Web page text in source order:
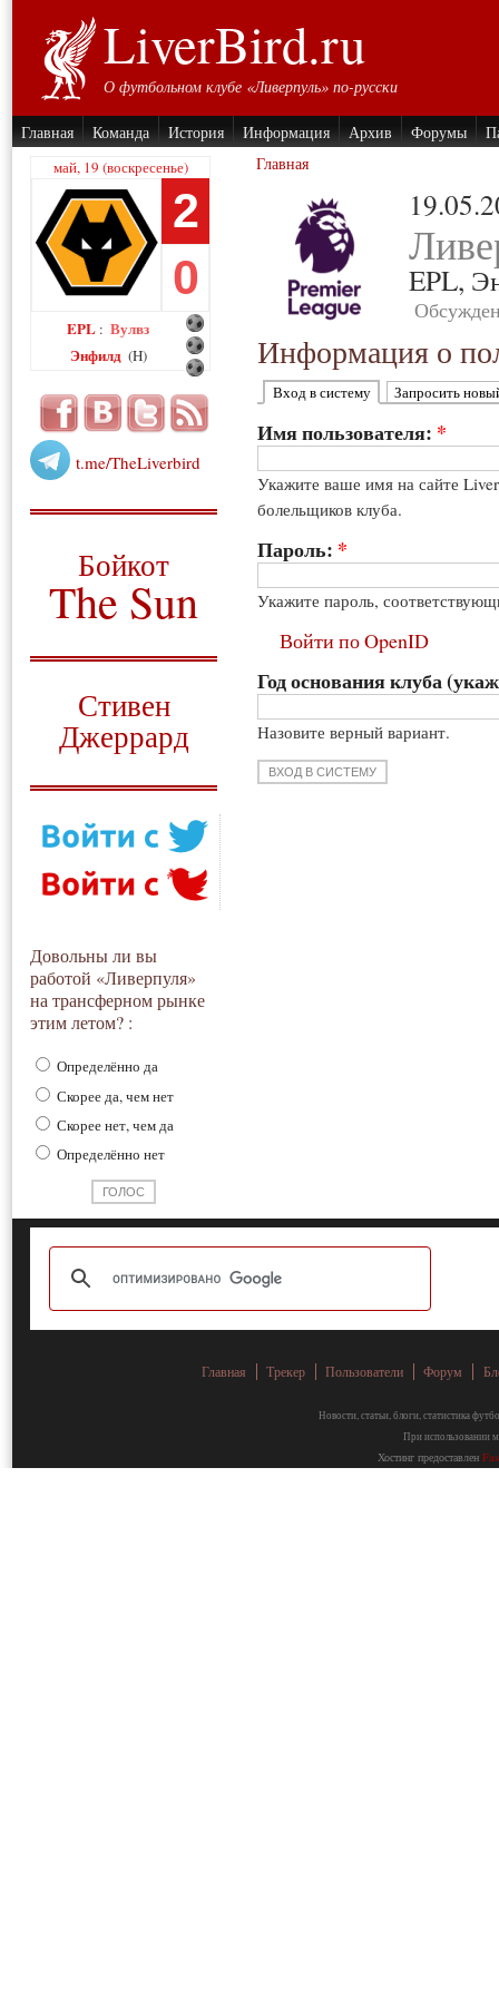
LiverBird.ru
О футбольном клубе «Ливерпуль» по-русски
Главная Команда История Информация Архив Форумы
май, 19 (воскресенье)
2
0
EPL : Вулвз
Энфилд (H)
t.me/TheLiverbird
Бойкот
The Sun
Стивен
Джеррард
Довольны ли вы
работой «Ливерпуля»
на трансферном рынке
этим летом? :
Определённо да
Скорее да, чем нет
Скорее нет, чем да
Определённо нет
Главная
EPL,
Информация о
Вход в систему Запросить
Имя пользователя: *
Укажите ваше имя на сайте
болельщиков клуба.
Пароль: *
Укажите пароль,
Войти по OpenID
Год основания клуба
Назовите верный вариант.
Главная Трекер Пользователи Форум
Новости, статьи, блоги, статистика
При использовании
Хостинг предоставлен